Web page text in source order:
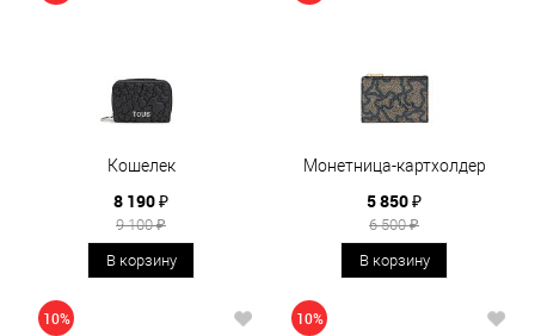
Кошелек
8 190 ₽
9 100 ₽
В корзину
Монетница-картхолдер
5 850 ₽
6 500 ₽
В корзину
10% 10%